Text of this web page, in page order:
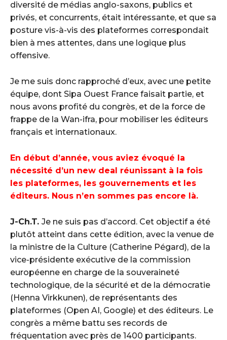
diversité de médias anglo-saxons, publics et
privés, et concurrents, était intéressante, et que sa
posture vis-à-vis des plateformes correspondait
bien à mes attentes, dans une logique plus
offensive.
Je me suis donc rapproché d’eux, avec une petite
équipe, dont Sipa Ouest France faisait partie, et
nous avons profité du congrès, et de la force de
frappe de la Wan-ifra, pour mobiliser les éditeurs
français et internationaux.
En début d’année, vous aviez évoqué la
nécessité d’un new deal réunissant à la fois
les plateformes, les gouvernements et les
éditeurs. Nous n’en sommes pas encore là.
J-Ch.T. Je ne suis pas d’accord. Cet objectif a été
plutôt atteint dans cette édition, avec la venue de
la ministre de la Culture (Catherine Pégard), de la
vice-présidente exécutive de la commission
européenne en charge de la souveraineté
technologique, de la sécurité et de la démocratie
(Henna Virkkunen), de représentants des
plateformes (Open AI, Google) et des éditeurs. Le
congrès a même battu ses records de
fréquentation avec près de 1400 participants.